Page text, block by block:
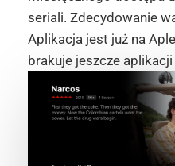
seriali. Zdecydowanie
Aplikacja jest już na
brakuje jeszcze aplikacji